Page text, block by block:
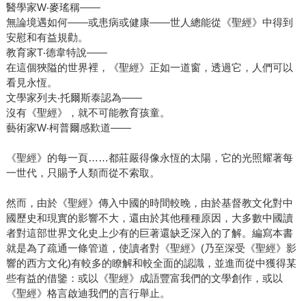
醫學家W‧麥瑤稱―—
無論境遇如何——或患病或健康——世人總能從《聖經》中得到
安慰和有益規勸。
教育家T‧德韋特說—―
在這個狹隘的世界裡，《聖經》正如一道窗，透過它，人們可以
看見永恆。
文學家列夫‧托爾斯泰認為―—
沒有《聖經》，就不可能教育孩童。
藝術家W‧柯普爾感歎道―—
《聖經》的每一頁……都莊嚴得像永恆的太陽，它的光照耀著每
一世代，只賜予人類而從不索取。
然而，由於《聖經》傳入中國的時間較晚，由於基督教文化對中
國歷史和現實的影響不大，還由於其他種種原因，大多數中國讀
者對這部世界文化史上少有的巨著還缺乏深入的了解。編寫本書
就是為了疏通一條管道，使讀者對《聖經》(乃至深受《聖經》影
響的西方文化)有較多的瞭解和較全面的認識，並進而從中獲得某
些有益的借鑒：或以《聖經》成語豐富我們的文學創作，或以
《聖經》格言啟迪我們的言行舉止。